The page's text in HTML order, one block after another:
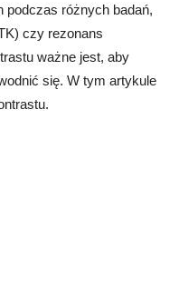
podczas różnych badań,
czy rezonans
ważne jest, aby
się. W tym artykule